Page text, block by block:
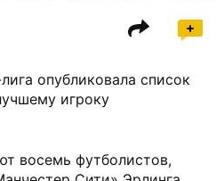
опубликовала список
игроку
восемь футболистов,